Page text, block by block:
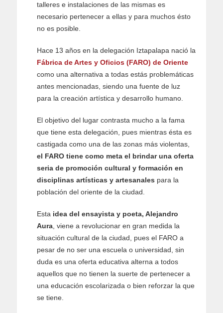
talleres e instalaciones de las mismas es
necesario pertenecer a ellas y para muchos ésto
no es posible.
Hace 13 años en la delegación Iztapalapa nació la
Fábrica de Artes y Oficios (FARO) de Oriente
como una alternativa a todas estás problemáticas
antes mencionadas, siendo una fuente de luz
para la creación artística y desarrollo humano.
El objetivo del lugar contrasta mucho a la fama
que tiene esta delegación, pues mientras ésta es
castigada como una de las zonas más violentas,
el FARO tiene como meta el brindar una oferta
seria de promoción cultural y formación en
disciplinas artísticas y artesanales para la
población del oriente de la ciudad.
Esta idea del ensayista y poeta, Alejandro
Aura , viene a revolucionar en gran medida la
situación cultural de la ciudad, pues el FARO a
pesar de no ser una escuela o universidad, sin
duda es una oferta educativa alterna a todos
aquellos que no tienen la suerte de pertenecer a
una educación escolarizada o bien reforzar la que
se tiene.